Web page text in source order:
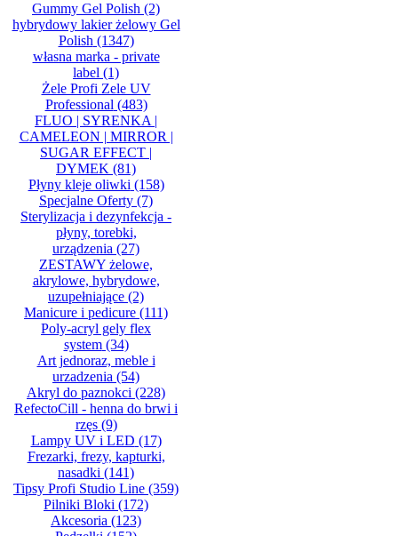
Gummy Gel Polish (2)
hybrydowy lakier żelowy Gel
Polish (1347)
własna marka - private
label (1)
Żele Profi Zele UV
Professional (483)
FLUO | SYRENKA |
CAMELEON | MIRROR |
SUGAR EFFECT |
DYMEK (81)
Płyny kleje oliwki (158)
Specjalne Oferty (7)
Sterylizacja i dezynfekcja -
płyny, torebki,
urządzenia (27)
ZESTAWY żelowe,
akrylowe, hybrydowe,
uzupełniające (2)
Manicure i pedicure (111)
Poly-acryl gely flex
system(34)
Art jednoraz, meble i
urzadzenia (54)
Akryl do paznokci (228)
RefectoCill - henna do brwi i
rzęs(9)
Lampy UV i LED (17)
Frezarki, frezy, kapturki,
nasadki (141)
Tipsy Profi Studio Line (359)
Pilniki Bloki (172)
Akcesoria (123)